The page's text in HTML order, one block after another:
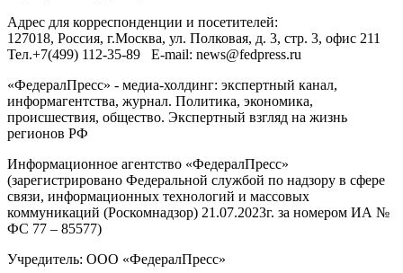
Адрес для корреспонденции и посетителей:
127018, Россия, г.Москва, ул. Полковая, д. 3, стр. 3, офис 211
Тел.+7(499) 112-35-89 E-mail: news@fedpress.ru
«ФедералПресс» - медиа-холдинг: экспертный канал,
информагентства, журнал. Политика, экономика,
происшествия, общество. Экспертный взгляд на жизнь
регионов РФ
Информационное агентство «ФедералПресс»
(зарегистрировано Федеральной службой по надзору в сфере
связи, информационных технологий и массовых
коммуникаций (Роскомнадзор) 21.07.2023г. за номером ИА №
ФС 77 – 85577)
Учредитель: ООО «ФедералПресс»